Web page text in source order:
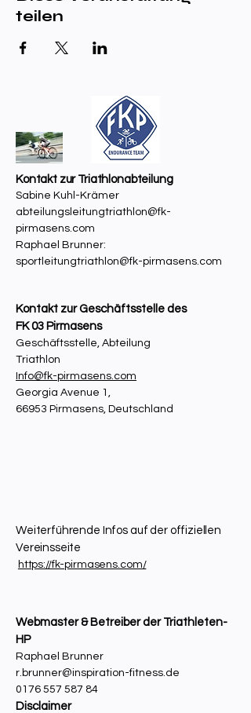
teilen
Kontakt zur Triathlonabteilung
Sabine Kuhl-Krämer
abteilungsleitungtriathlon@fk-
pirmasens.com
Raphael Brunner:
sportleitungtriathlon@fk-pirmasens.com
Kontakt zur Geschäftsstelle des
FK 03 Pirmasens
Geschäftsstelle, Abteilung
Triathlon
Info@fk-pirmasens.com
Georgia Avenue 1,
66953 Pirmasens, Deutschland
Weiterführende Infos auf der offiziellen
Vereinsseite
https://fk-pirmasens.com/​
Webmaster & Betreiber der Triathleten-
HP
Raphael Brunner
r.brunner@inspiration-fitness.de
0176 557 587 84
Disclaimer